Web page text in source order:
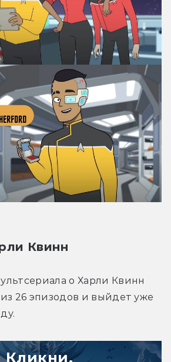
Квинн
о Харли Квинн
26 эпизодов и выйдет уже
Кликни,